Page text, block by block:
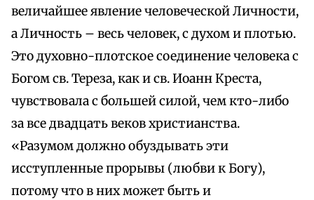
величайшее явление человеческой Личности,
а Личность – весь человек, с духом и плотью.
Это духовно-плотское соединение человека с
Богом св. Тереза, как и св. Иоанн Креста,
чувствовала с большей силой, чем кто-либо
за все двадцать веков христианства.
«Разумом должно обуздывать эти
исступленные прорывы (любви к Богу),
потому что в них может быть и